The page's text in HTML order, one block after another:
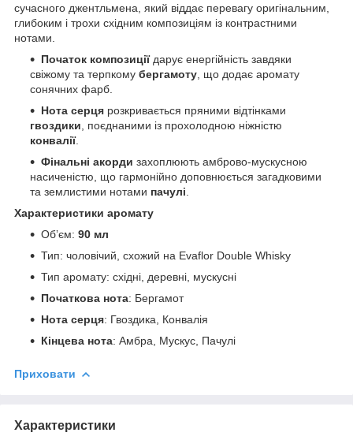
сучасного джентльмена, який віддає перевагу оригінальним,
глибоким і трохи східним композиціям із контрастними
нотами.
Початок композиціїдарує енергійність завдяки
свіжому та терпкому бергамоту , що додає аромату
сонячних фарб.
Нота серця розкривається пряними відтінками
гвоздики , поєднаними із прохолодною ніжністю
конвалії.
Фінальні акорди захоплюють амброво-мускусною
насиченістю, що гармонійно доповнюється загадковими
та землистими нотами пачулі
Характеристики аромату
Обʼєм: 90 мл
Тип: чоловічий, схожий на Evaflor Double Whisky
Тип аромату: східні, деревні, мускусні
Початкова нота: Бергамот
Нота серця: Гвоздика, Конвалія
Кінцева нота: Амбра, Мускус, Пачулі
Приховати
Характеристики